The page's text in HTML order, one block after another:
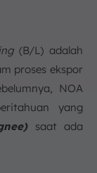
(B/L) adalah
proses ekspor
NOA
yang
saat ada